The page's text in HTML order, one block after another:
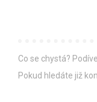
Co se chystá?
Pokud hledáte již